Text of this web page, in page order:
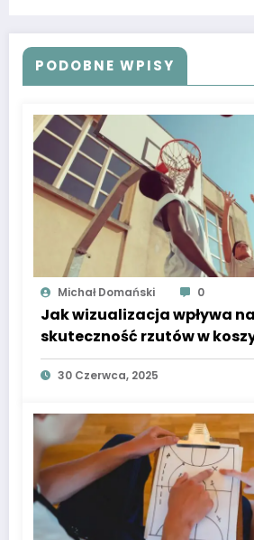
PODOBNE WPISY
Michał Domański 0
Jak wizualizacja wpływa na
skuteczność rzutów w
30 Czerwca, 2025